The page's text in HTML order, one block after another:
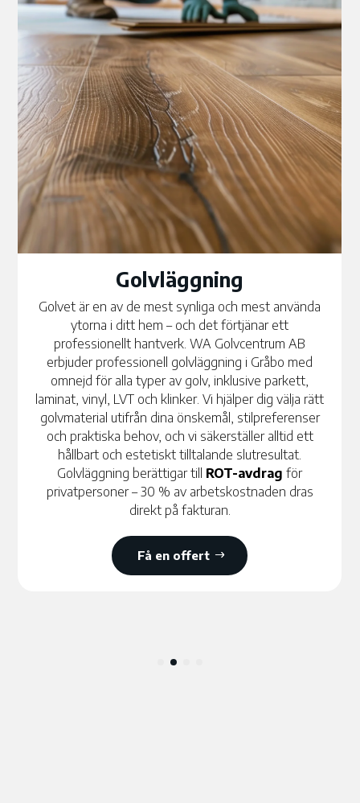
Golvläggning
Golvet är en av de mest synliga och mest använda
ytorna i ditt hem – och det förtjänar ett
professionellt hantverk. WA Golvcentrum AB
erbjuder professionell golvläggning i Gråbo med
omnejd för alla typer av golv, inklusive parkett,
laminat, vinyl, LVT och klinker. Vi hjälper dig välja rätt
golvmaterial utifrån dina önskemål, stilpreferenser
och praktiska behov, och vi säkerställer alltid ett
hållbart och estetiskt tilltalande slutresultat.
Golvläggning berättigar till ROT-avdrag för
privatpersoner – 30 % av arbetskostnaden dras
direkt på fakturan.
Få en offert